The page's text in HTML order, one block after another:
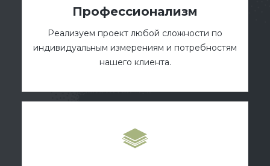
Профессионализм
Реализуем проект любой сложности по
индивидуальным измерениям и потребностям
нашего клиента.